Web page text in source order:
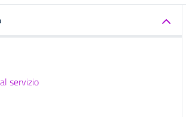
servizio